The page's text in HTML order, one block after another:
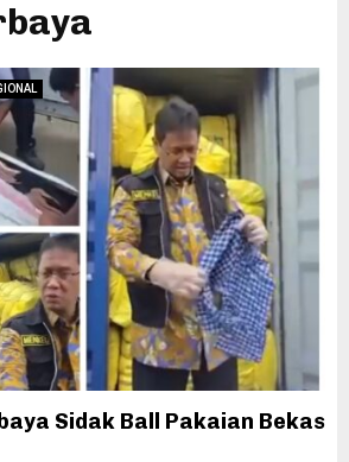
Sidak Ball Pakaian Bekas